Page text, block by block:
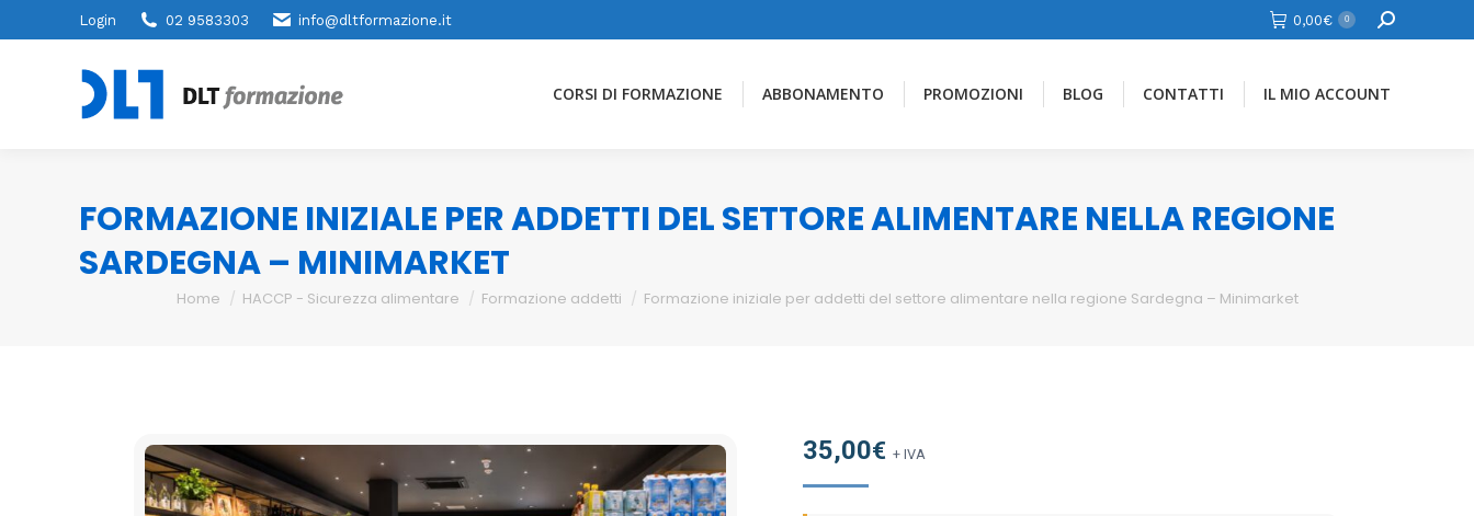
Login 02 9583303 info@dltformazione.it 0,00€ 0 Cerca
CORSI DI FORMAZIONE ABBONAMENTO PROMOZIONI BLOG CONTATTI IL MIO ACCOUNT
FORMAZIONE INIZIALE PER ADDETTI DEL SETTORE ALIMENTARE NELLA REGIONE
SARDEGNA – MINIMARKET
You are here:
Home HACCP - Sicurezza alimentare Formazione addetti Formazione iniziale per addetti del settore alimentare nella regione Sardegna – Minimarket
35,00€ + IVA